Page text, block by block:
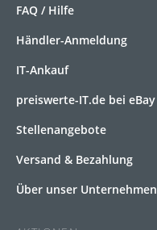
FAQ / Hilfe
Händler-Anmeldung
IT-Ankauf
preiswerte-IT.de bei eBay
Stellenangebote
Versand & Bezahlung
Über unser Unternehmen